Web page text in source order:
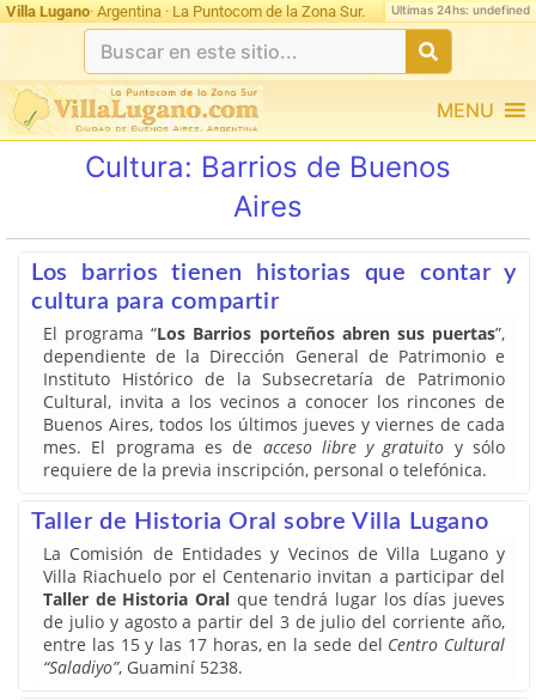
Villa Lugano· Argentina · La Puntocom de la Zona Sur. Ultimas 24hs: undefined
MENU
Cultura: Barrios de Buenos
Aires
Los barrios tienen historias que contar y
cultura para compartir
El programa “Los Barrios porteños abren sus puertas”,
dependiente de la Dirección General de Patrimonio e
Instituto Histórico de la Subsecretaría de Patrimonio
Cultural, invita a los vecinos a conocer los rincones de
Buenos Aires, todos los últimos jueves y viernes de cada
mes. El programa es de acceso libre y gratuito y sólo
requiere de la previa inscripción, personal o telefónica.
Taller de Historia Oral sobre Villa Lugano
La Comisión de Entidades y Vecinos de Villa Lugano y
Villa Riachuelo por el Centenario invitan a participar del
Taller de Historia Oral que tendrá lugar los días jueves
de julio y agosto a partir del 3 de julio del corriente año,
entre las 15 y las 17 horas, en la sede del Centro Cultural
“Saladiyo”, Guaminí 5238.